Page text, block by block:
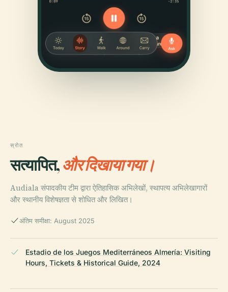
स्रोत
सत्यापित,और दिखाया गया।
Audiala संपादकीय टीम द्वारा ऐतिहासिक अभिलेखों, स्थापत्य अभिलेखागारों
और स्थानीय विशेषज्ञता से शोधित और लिखित।
अंतिम समीक्षा: August 2025
Estadio de los Juegos Mediterráneos Almería: Visiting
Hours, Tickets & Historical Guide, 2024